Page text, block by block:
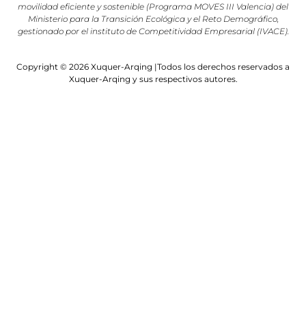
movilidad eficiente y sostenible (Programa MOVES III Valencia) del
Ministerio para la Transición Ecológica y el Reto Demográfico,
gestionado por el instituto de Competitividad Empresarial (IVACE).
Copyright © 2026 Xuquer-Arqing |Todos los derechos reservados a
Xuquer-Arqing y sus respectivos autores.